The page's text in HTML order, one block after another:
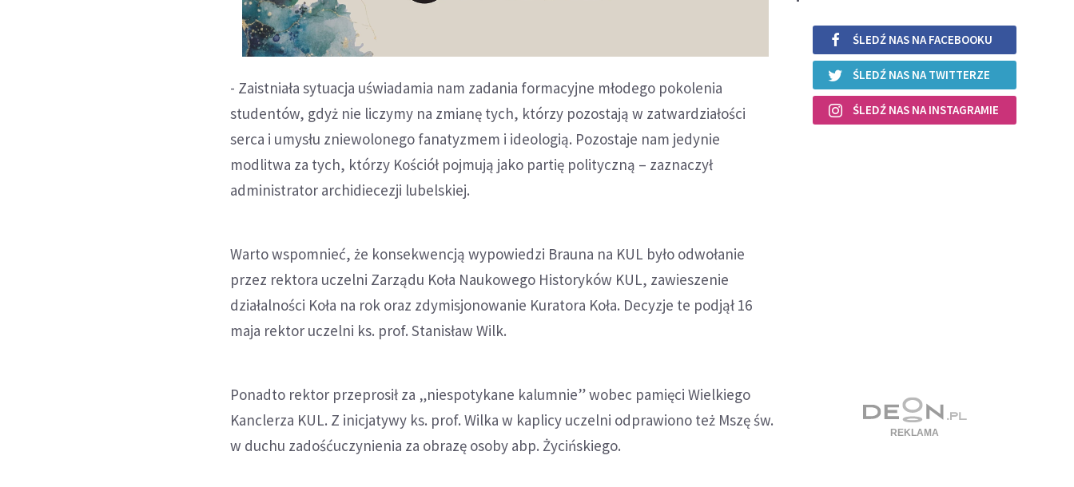
- Zaistniała sytuacja uświadamia nam zadania formacyjne młodego pokolenia
studentów, gdyż nie liczymy na zmianę tych, którzy pozostają w zatwardziałości
serca i umysłu zniewolonego fanatyzmem i ideologią. Pozostaje nam jedynie
modlitwa za tych, którzy Kościół pojmują jako partię polityczną – zaznaczył
administrator archidiecezji lubelskiej.
Warto wspomnieć, że konsekwencją wypowiedzi Brauna na KUL było odwołanie
przez rektora uczelni Zarządu Koła Naukowego Historyków KUL, zawieszenie
działalności Koła na rok oraz zdymisjonowanie Kuratora Koła. Decyzje te podjął 16
maja rektor uczelni ks. prof. Stanisław Wilk.
Ponadto rektor przeprosił za „niespotykane kalumnie” wobec pamięci Wielkiego
Kanclerza KUL. Z inicjatywy ks. prof. Wilka w kaplicy uczelni odprawiono też Mszę św.
w duchu zadośćuczynienia za obrazę osoby abp. Życińskiego.
ŚLEDŹ NAS NA FACEBOOKU
ŚLEDŹ NAS NA TWITTERZE
ŚLEDŹ NAS NA INSTAGRAMIE